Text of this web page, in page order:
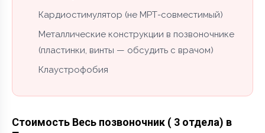
Кардиостимулятор (не МРТ-совместимый)
Металлические конструкции в позвоночнике
(пластинки, винты — обсудить с врачом)
Клаустрофобия
Стоимость Весь позвоночник ( 3 отдела) в